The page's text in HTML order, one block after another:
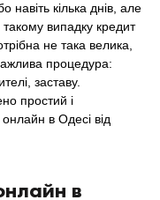
навіть кілька днів, але
такому випадку кредит
не така велика,
процедура:
заставу.
простий і
в Одесі від
в